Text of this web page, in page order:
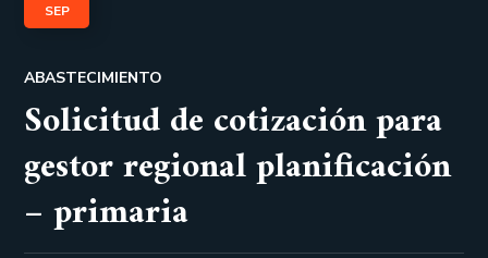
SEP
ABASTECIMIENTO
Solicitud de cotización para
gestor regional planificación
– primaria